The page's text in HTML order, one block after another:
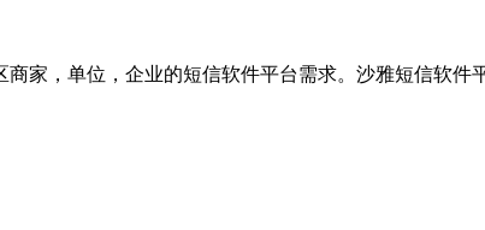
家，单位，企业的短信软件平台需求。沙雅短信软